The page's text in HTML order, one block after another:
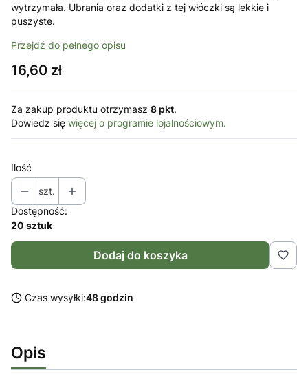
wytrzymała. Ubrania oraz dodatki z tej włóczki są lekkie i
puszyste.
Przejdź do pełnego opisu
Cena
16,60 zł
Za zakup produktu otrzymasz 8 pkt.
Dowiedz się więcej o programie lojalnościowym.
Ilość
szt.
Dostępność:
20 sztuk
Dodaj do koszyka
Czas wysyłki:48 godzin
Opis